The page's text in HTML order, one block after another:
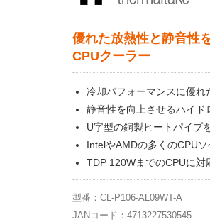
優れた放熱性と静音性
CPUクーラー
冷却パフォーマンスに優れ
静音性を向上させるハイド
U字型の銅製ヒートパイプ
IntelやAMDの多くのCPU
TDP 120WまでのCPUに対
型番：CL-P106-AL09WT-A
JANコード：4713227530545